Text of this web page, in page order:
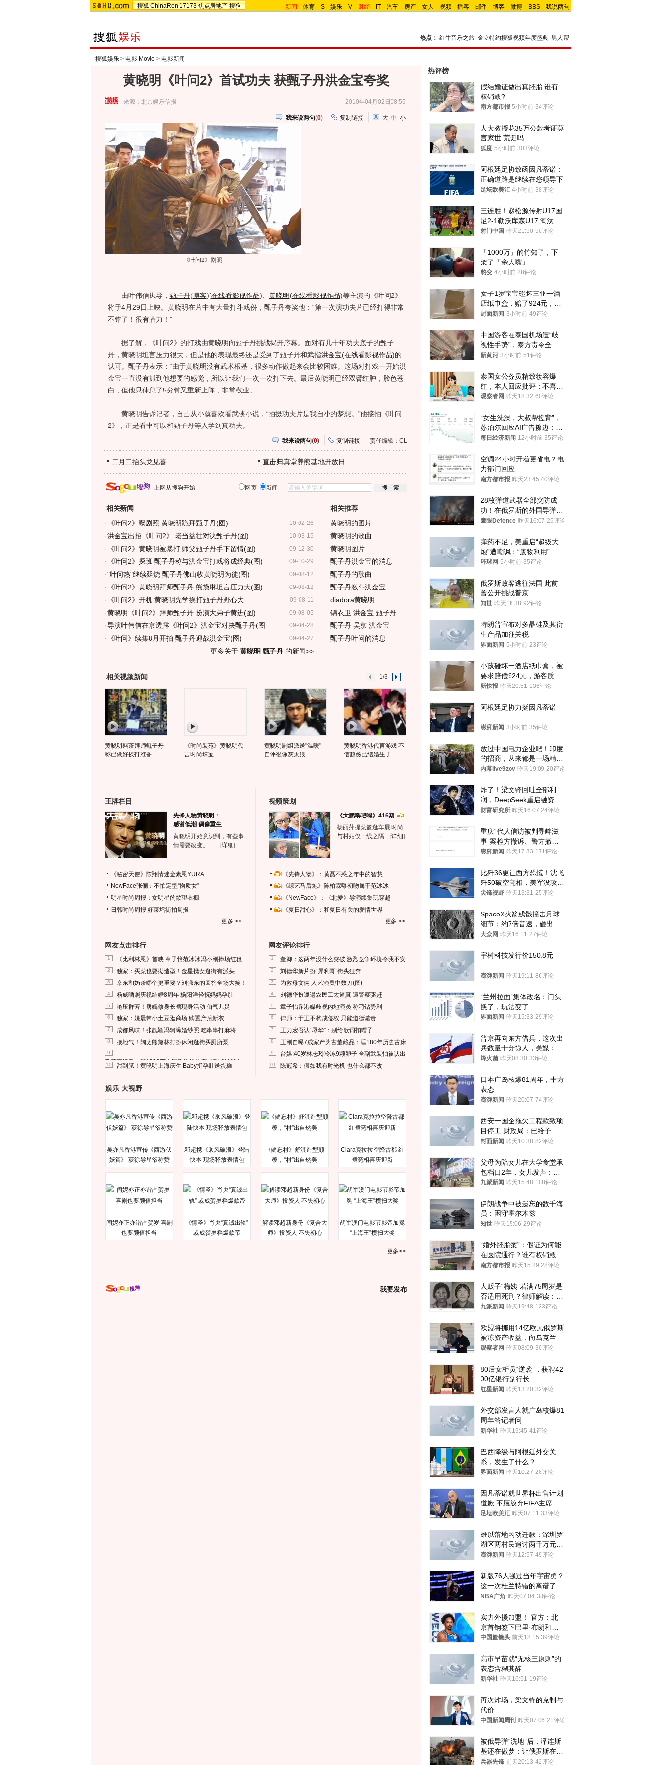
搜狐 ChinaRen 17173 焦点房地产 搜狗 新闻 - 体育 - S - 娱乐 - V - 财经 - IT - 汽车 - 房产 - 女人 - 视频 - 播客 - 邮件 - 博客 - 微博 - BBS - 我说两句
热点： 红牛音乐之旅 金立特约搜狐视频年度盛典 男人帮
搜狐娱乐 > 电影 Movie > 电影新闻
黄晓明《叶问2》首试功夫 获甄子丹洪金宝夸奖
来源： 北京娱乐信报 2010年04月02日08:55
我来说两句(0) 复制链接 大 中 小
《叶问2》剧照
由叶伟信执导， 甄子丹(博客)(在线看影视作品) 黄晓明(在线看影视作品)等主演的《叶问2》
将于4月29日上映。黄晓明在片中有大量打斗戏份，甄子丹夸奖他：“第一次演功夫片已经打得非常
不错了！很有潜力！”
据了解，《叶问2》的打戏由黄晓明向甄子丹挑战揭开序幕。面对有几十年功夫底子的甄子
丹，黄晓明坦言压力很大，但是他的表现最终还是受到了甄子丹和武指洪金宝(在线看影视作品)的
认可。甄子丹表示：“由于黄晓明没有武术根基，很多动作做起来会比较困难。这场对打戏一开始洪
金宝一直没有抓到他想要的感觉，所以让我们一次一次打下去。最后黄晓明已经双臂红肿，脸色苍
白，但他只休息了5分钟又重新上阵，非常敬业。”
黄晓明告诉记者，自己从小就喜欢看武侠小说，“拍摄功夫片是我自小的梦想。”他接拍《叶问
2》，正是看中可以和甄子丹等人学到真功夫。
我来说两句(0) 复制链接 责任编辑：CL
二月二抬头龙见喜 直击归真堂养熊基地开放日
上网从搜狗开始 网页 新闻
相关新闻
10-02-26
· 《叶问2》曝剧照 黄晓明跪拜甄子丹(图)
10-03-15
·洪金宝出招《叶问2》 老当益壮对决甄子丹(图)
09-12-30
· 《叶问2》黄晓明被暴打 师父甄子丹手下留情(图)
09-10-29
· 《叶问2》探班 甄子丹称与洪金宝打戏将成经典(图)
09-08-12
·"叶问热"继续延烧 甄子丹佛山收黄晓明为徒(图)
09-08-12
· 《叶问2》黄晓明拜师甄子丹 熊黛琳坦言压力大(图)
09-08-11
· 《叶问2》开机 黄晓明先学挨打甄子丹野心大
09-08-05
·黄晓明《叶问2》拜师甄子丹 扮演大弟子黄进(图)
09-04-28
·导演叶伟信在京透露《叶问2》洪金宝对决甄子丹(图
09-04-27
· 《叶问》续集8月开拍 甄子丹迎战洪金宝(图)
更多关于 黄晓明 甄子丹的新闻>>
相关推荐
黄晓明的图片
黄晓明的歌曲
黄晓明图片
甄子丹洪金宝的消息
甄子丹的歌曲
甄子丹激斗洪金宝
diadora黄晓明
锦衣卫 洪金宝 甄子丹
甄子丹 吴京 洪金宝
甄子丹叶问的消息
相关视频新闻 1/3
黄晓明斟茶拜师甄子丹
称已做好挨打准备
《时尚装苑》黄晓明代
言时尚珠宝
黄晓明剧组派送"温暖"
自评很像灰太狼
黄晓明香港代言游戏 不
信赵薇已结婚生子
王牌栏目
先锋人物黄晓明：
感谢低潮 偶像重生
黄晓明开始意识到，有些事
情需要改变。…… [详细]
《秘密天使》陈翔情迷金素恩YURA
NewFace张俪：不怕定型“物质女”
明星时尚周报：女明星的欲望衣橱
日韩时尚周报 好莱坞街拍周报
更多 >>
视频策划
《大鹏嘚吧嘚》416期
杨丽萍提菜篮逛车展 时尚
与村姑仅一线之隔… [详细]
《先锋人物》：黄磊不惑之年中的智慧
《综艺马后炮》陈柏霖曝初吻属于范冰冰
《NewFace》：《北爱》导演续集玩穿越
《夏日甜心》：和夏日有关的爱情世界
更多 >>
网友点击排行
1 《比利林恩》首映 章子怡范冰冰冯小刚捧场红毯
2 独家：买菜也要拗造型！金星携女逛街有派头
3 京东和奶茶哪个更重要？刘强东的回答全场大笑！
4 杨威晒照庆祝结婚8周年 杨阳洋轻抚妈妈孕肚
5 艳压群芳！唐嫣修身长裙现身活动 仙气儿足
6 独家：姚晨带小土豆逛商场 购置产后新衣
7 成都风味！张靓颖冯轲曝婚纱照 吃串串打麻将
8 接地气！阔太熊黛林打扮休闲逛街买厕所泵
9
马蓉离婚后，砸1000万人民币给媒体要求删掉这照片
10 甜到腻！黄晓明上海庆生 Baby挺孕肚送蛋糕
网友评论排行
1 董卿：这两年没什么突破 激烈竞争环境令我不安
2 刘德华新片扮“犀利哥”街头狂奔
3 为救母女俩 人艺演员中数刀(图)
4 刘德华扮邋遢农民工太逼真 遭警察驱赶
5 章子怡斥港媒歧视内地演员 称刁钻势利
6 律师：于正不构成侵权 只能道德谴责
7 王力宏否认“辱华”：别给歌词扣帽子
8 王刚自曝7成家产为古董藏品：睡180年历史古床
9 台媒:40岁林志玲冷冻9颗卵子 全副武装怕被认出
10 陈冠希：假如我有时光机 也什么都不改
娱乐·大视野
吴亦凡香港宣传《西游伏
妖篇》 获徐导星爷称赞
邓超携《乘风破浪》登陆
快本 现场释放表情包
《健忘村》舒淇造型颠
覆，“村”出自然美
Clara克拉拉空降古都 红
裙亮相喜庆迎新
闫妮亦正亦谐占贺岁 喜剧
也要颜值担当
《情圣》肖央“真诚出轨”
或成贺岁档爆款帝
解读邓超新身份《复合大
师》投资人 不失初心
胡军澳门电影节影帝加冕
“上海王”横扫大奖
更多>>
我要发布
热评榜
假结婚证做出真胚胎 谁有
权销毁?
南方都市报 5小时前 34评论
人大教授花35万公款考证莫
言家世 荒诞吗
狐度 5小时前 303评论
阿根廷足协致函因凡蒂诺：
正确道路是继续在您领导下
足坛欧美汇 4小时前 38评论
三连胜！赵松源传射U17国
足2-1勒沃库森U17 淘汰赛
将战河床
射门中国 昨天21:50 50评论
「1000万」的竹知了，下
架了「余大嘴」
豹变 4小时前 28评论
女子1岁宝宝碰坏三亚一酒
店纸巾盒，赔了924元，发
帖吐槽后酒店退还一半的
封面新闻 3小时前 49评论
中国游客在泰国机场遭“歧
视性手势”，泰方责令全面
调查，对责任人采取最严厉
新黄河 3小时前 51评论
泰国女公务员精致妆容爆
红，本人回应批评：不喜欢
就别看
观察者网 昨天18:32 60评论
“女生洗澡，大叔帮搓背”，
苏泊尔回应AI广告擦边：视
频全下架，已强化内容管理
每日经济新闻 12小时前 35评论
空调24小时开着更省电？电
力部门回应
南方都市报 昨天23:45 40评论
28枚弹道武器全部突防成
功！在俄罗斯的外国导弹发
射车都是合法打击目标
鹰眼Defence 昨天16:07 25评论
弹药不足，美重启“超级大
炮”遭嘲讽：“废物利用”
环球网 5小时前 35评论
俄罗斯政客逃往法国 此前
曾公开挑战普京
知世 昨天18:38 92评论
特朗普宣布对多晶硅及其衍
生产品加征关税
界面新闻 5小时前 23评论
小孩碰坏一酒店纸巾盒，被
要求赔偿924元，游客质疑
酒店房客物品超高标价，市
新快报 昨天20:51 136评论
阿根廷足协力挺因凡蒂诺
澎湃新闻 3小时前 35评论
放过中国电力企业吧！印度
的招商，从来都是一场精准
收割
内幕live9zov 昨天19:09 20评论
炸了！梁文锋回吐全部利
润，DeepSeek重启融资
财富研究所 昨天16:07 24评论
重庆“代人信访被判寻衅滋
事”案检方撤诉、警方撤
案，两被告人获国赔
澎湃新闻 昨天17:33 171评论
比歼36更让西方恐慌！沈飞
歼50破空亮相，美军没攻克
的技术被拿下
尖锋视野 昨天13:31 25评论
SpaceX火箭残骸撞击月球
细节：约7倍音速，砸出直
径约30米撞击坑
大众网 昨天16:11 27评论
宇树科技发行价150.8元
澎湃新闻 昨天19:11 86评论
“兰州拉面”集体改名：门头
换了，玩法变了
界面新闻 昨天15:33 29评论
普京再向东方借兵，这次出
兵数量十分惊人，美媒：俄
朝要动真格？
烽火菌 昨天08:30 33评论
日本广岛核爆81周年，中方
表态
澎湃新闻 昨天20:07 74评论
西安一国企拖欠工程款致项
目停工 财政局：已给予处
分，正督促整改
封面新闻 昨天10:38 82评论
父母为陪女儿在大学食堂承
包档口2年，女儿发声：初
衷是为了陪伴，毕业后将不
九派新闻 昨天15:48 108评论
伊朗战争中被遗忘的数千海
员：困守霍尔木兹
知世 昨天15:06 29评论
“婚外胚胎案”：假证为何能
在医院通行？谁有权销毁胚
胎？
南方都市报 昨天15:29 28评论
人贩子“梅姨”若满75周岁是
否适用死刑？律师解读：很
大概率不会被判处死刑
九派新闻 昨天19:48 133评论
欧盟将挪用14亿欧元俄罗斯
被冻资产收益，向乌克兰提
供援助
观察者网 昨天08:09 30评论
80后女柜员“逆袭”，获聘42
00亿银行副行长
红星新闻 昨天13:20 32评论
外交部发言人就广岛核爆81
周年答记者问
新华社 昨天19:45 41评论
巴西降级与阿根廷外交关
系，发生了什么？
界面新闻 昨天10:27 28评论
因凡蒂诺就世界杯出售计划
道歉 不愿放弃FIFA主席职
位
足坛欧美汇 昨天07:11 33评论
难以落地的动迁款：深圳罗
湖区两村民追讨两千万元动
迁款八年未果
澎湃新闻 昨天12:57 49评论
新版76人强过当年宇宙勇？
这一次杜兰特错的离谱了
NBA广角 昨天07:04 38评论
实力外援加盟！ 官方：北
京首钢签下巴里·布朗和桑
普森
中国篮镜头 前天18:15 39评论
高市早苗就“无核三原则”的
表态含糊其辞
新华社 昨天16:51 19评论
再次炸场，梁文锋的克制与
代价
中国新闻周刊 昨天07:06 21评论
被俄导弹“洗地”后，泽连斯
基还在做梦：让俄罗斯在冬
季前求和？
兵器先锋 前天20:13 42评论